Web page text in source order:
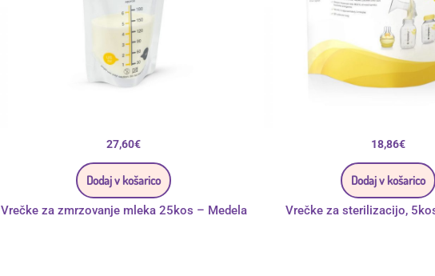
27,60€
Dodaj v košarico
Vrečke za zmrzovanje mleka 25kos – Medela
18,86€
Dodaj v košarico
Vrečke za sterilizacijo,